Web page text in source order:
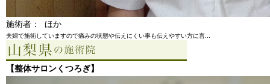
施術者： ほか
夫婦で施術していますので痛みの状態や伝えにくい事も伝えやすい方に言...
【整体サロンくつろぎ】